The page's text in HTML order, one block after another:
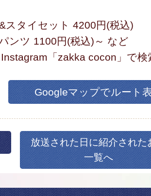
スタイセット 4200円(税込)
ンツ 1100円(税込)～ など
「zakka cocon」で検
Googleマップでルート
放送された日に紹介された
一覧へ